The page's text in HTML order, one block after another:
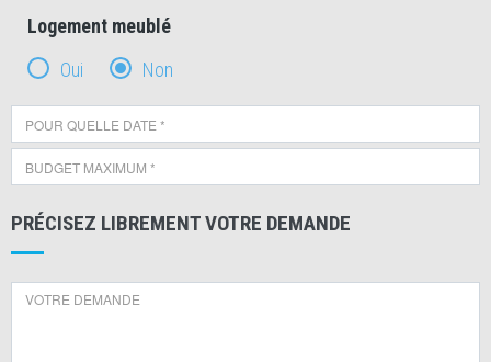
Logement meublé
Oui
Non
PRÉCISEZ LIBREMENT VOTRE DEMANDE